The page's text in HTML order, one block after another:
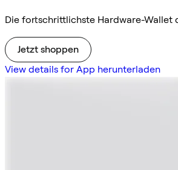
Die fortschrittlichste Hardware-Wallet
Jetzt shoppen
View details for App herunterladen